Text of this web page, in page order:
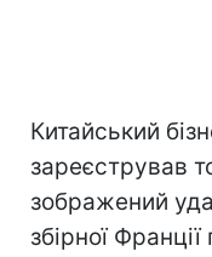
Китайський
зареєстрував
зображений
збірної